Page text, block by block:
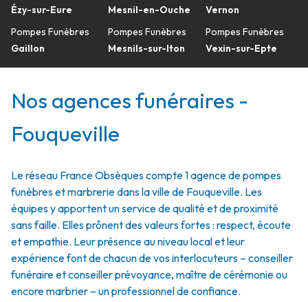
Ézy-sur-Eure
Pompes Funèbres
Gaillon
Mesnil-en-Ouche
Pompes Funèbres
Mesnils-sur-Iton
Vernon
Pompes Funèbres
Vexin-sur-Epte
Nos agences funéraires -
Fouqueville
Le réseau France Obsèques compte 1 agence de pompes
funèbres et marbrerie dans la ville de Fouqueville. Les
équipes y apportent un service de qualité et de proximité
sans faille. Elles prônent des valeurs fortes : respect, écoute
et empathie. Leur présence au niveau local et leur
expérience font de chacun de vos interlocuteurs – conseiller
funéraire et conseiller prévoyance, maître de cérémonie ou
encore marbrier – un professionnel de confiance.